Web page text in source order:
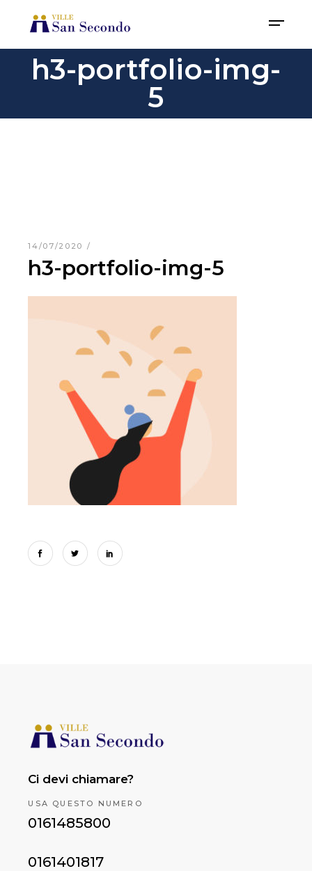
h3-portfolio-img-
5
14/07/2020
h3-portfolio-img-5
Ci devi chiamare?
USA QUESTO NUMERO
0161485800
0161401817